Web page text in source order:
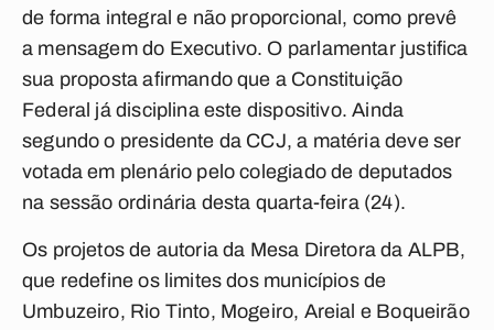
de forma integral e não proporcional, como prevê
a mensagem do Executivo. O parlamentar justifica
sua proposta afirmando que a Constituição
Federal já disciplina este dispositivo. Ainda
segundo o presidente da CCJ, a matéria deve ser
votada em plenário pelo colegiado de deputados
na sessão ordinária desta quarta-feira (24).
Os projetos de autoria da Mesa Diretora da ALPB,
que redefine os limites dos municípios de
Umbuzeiro, Rio Tinto, Mogeiro, Areial e Boqueirão